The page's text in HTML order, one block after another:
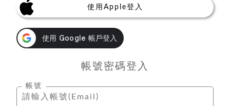
使用Apple登入
帳號密碼登入
帳號